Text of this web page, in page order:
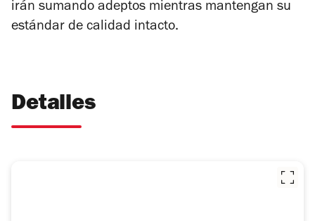
irán sumando adeptos mientras mantengan su
estándar de calidad intacto.
Detalles